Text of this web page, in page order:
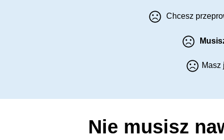
Chcesz
Masz
Nie musisz